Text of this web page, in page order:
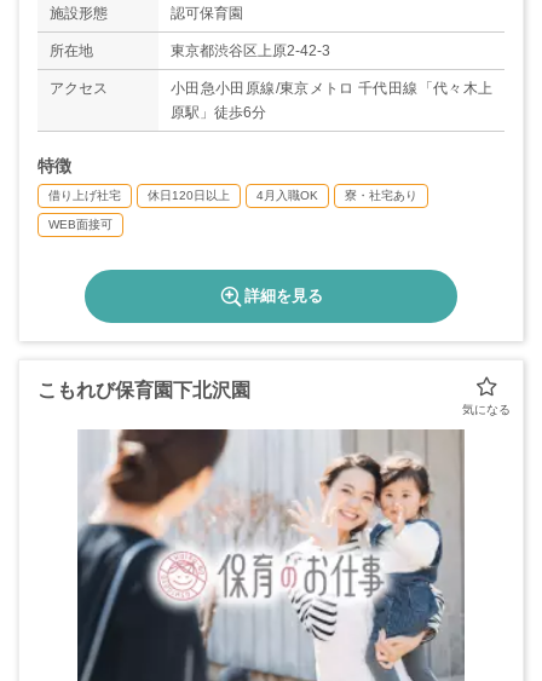
◇年末年始休暇（6日）
◇有給休暇
◇慶弔休暇
◇産休・育休制度（取得実績多数あり/3歳まで時
短可能）
施設形態 認可保育園
所在地 東京都渋谷区上原2-42-3
アクセス
小田急小田原線/東京メトロ 千代田線「代々木上
原駅」徒歩6分
特徴
借り上げ社宅 休日120日以上 4月入職OK 寮・社宅あり
WEB面接可
詳細を見る
こもれび保育園下北沢園